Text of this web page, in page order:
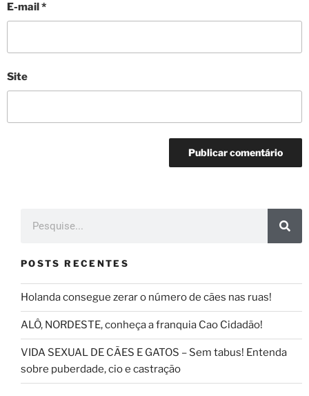
E-mail*
Site
POSTS RECENTES
Holanda consegue zerar o número de cães nas ruas!
ALÔ, NORDESTE, conheça a franquia Cao Cidadão!
VIDA SEXUAL DE CÃES E GATOS – Sem tabus! Entenda
sobre puberdade, cio e castração